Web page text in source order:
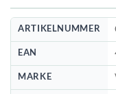
ARTIKELNUMMER
EAN
MARKE